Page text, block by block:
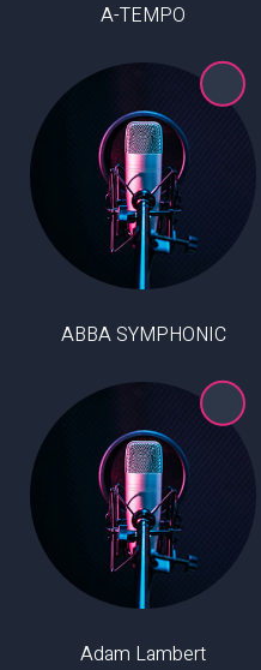
A-TEMPO
ABBA SYMPHONIC
Adam Lambert